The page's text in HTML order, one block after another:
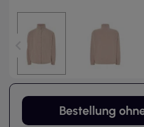
Bestellung